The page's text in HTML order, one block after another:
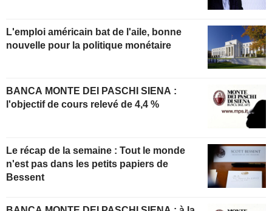
L'emploi américain bat de l'aile, bonne
nouvelle pour la politique monétaire
BANCA MONTE DEI PASCHI SIENA :
l'objectif de cours relevé de 4,4 %
Le récap de la semaine : Tout le monde
n'est pas dans les petits papiers de
Bessent